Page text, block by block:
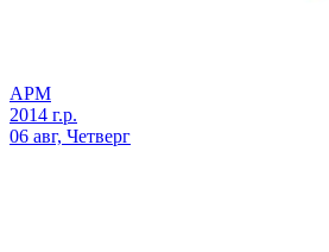
АРМ
2014 г.р.
06 авг, Четверг